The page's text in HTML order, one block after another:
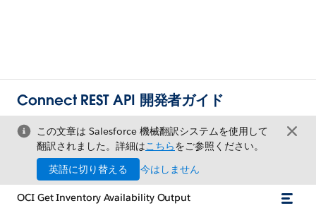
Connect REST API 開発者ガイド
この文章は Salesforce 機械翻訳システムを使用して
翻訳されました。詳細はこちらをご参照ください。
英語に切り替える
今はしません
OCI Get Inventory Availability Output